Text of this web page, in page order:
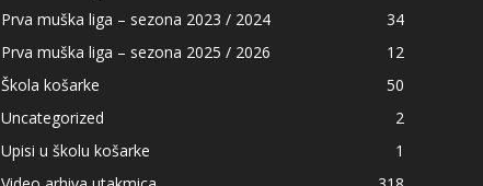
Prva muška liga – sezona 2023 / 2024
34
Prva muška liga – sezona 2025 / 2026
12
Škola košarke
50
Uncategorized
2
Upisi u školu košarke
1